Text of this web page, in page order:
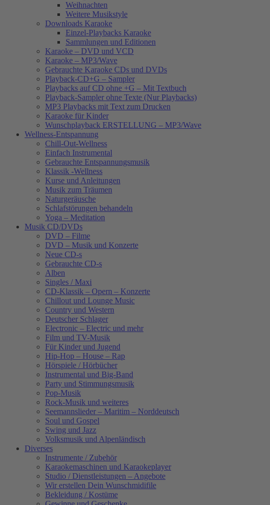
Weihnachten
Weitere Musikstyle
Downloads Karaoke
Einzel-Playbacks Karaoke
Sammlungen und Editionen
Karaoke – DVD und VCD
Karaoke – MP3/Wave
Gebrauchte Karaoke CDs und DVDs
Playback-CD+G – Sampler
Playbacks auf CD ohne +G – Mit Textbuch
Playback-Sampler ohne Texte (Nur Playbacks)
MP3 Playbacks mit Text zum Drucken
Karaoke für Kinder
Wunschplayback ERSTELLUNG – MP3/Wave
Wellness-Entspannung
Chill-Out-Wellness
Einfach Instrumental
Gebrauchte Entspannungsmusik
Klassik -Wellness
Kurse und Anleitungen
Musik zum Träumen
Naturgeräusche
Schlafstörungen behandeln
Yoga – Meditation
Musik CD/DVDs
DVD – Filme
DVD – Musik und Konzerte
Neue CD-s
Gebrauchte CD-s
Alben
Singles / Maxi
CD-Klassik – Opern – Konzerte
Chillout und Lounge Music
Country und Western
Deutscher Schlager
Electronic – Electric und mehr
Film und TV-Musik
Für Kinder und Jugend
Hip-Hop – House – Rap
Hörspiele / Hörbücher
Instrumental und Big-Band
Party und Stimmungsmusik
Pop-Musik
Rock-Musik und weiteres
Seemannslieder – Maritim – Norddeutsch
Soul und Gospel
Swing und Jazz
Volksmusik und Alpenländisch
Diverses
Instrumente / Zubehör
Karaokemaschinen und Karaokeplayer
Studio / Dienstleistungen – Angebote
Wir erstellen Dein Wunschmidifile
Bekleidung / Kostüme